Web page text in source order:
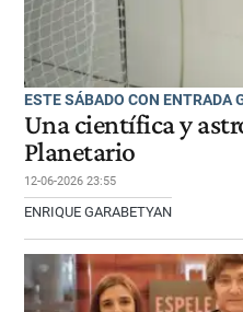
ESTE SÁBADO CON ENTRADA
Una científica y
Planetario
12-06-2026 23:55
ENRIQUE GARABETYAN